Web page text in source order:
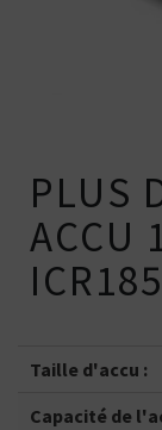
PLUS
ACCU
Taille d'accu :
Capacité de